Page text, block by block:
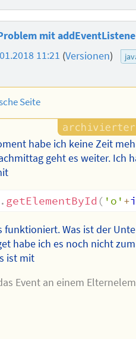
mit
11:21 (Versionen)
Seite
habe ich keine Zeit
geht es weiter. Ich
. getElementById ( 'o' +i
funktioniert. Was ist der
habe ich es noch nicht
ist mit
Event an einem